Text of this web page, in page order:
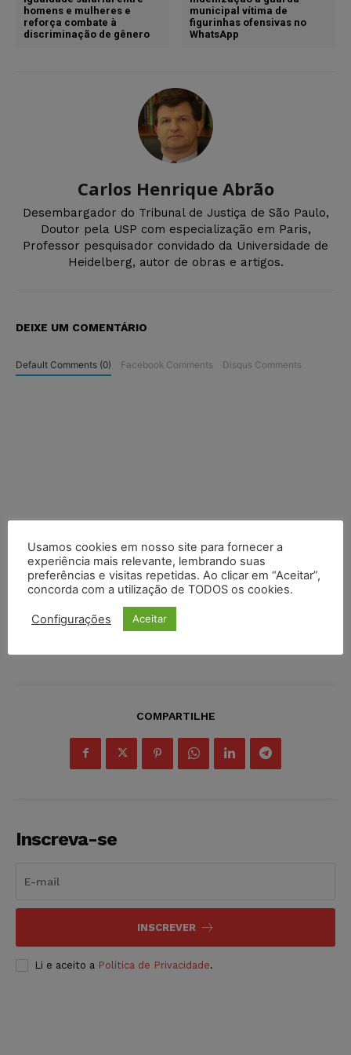
homens e mulheres e
reforça combate à
discriminação de gênero
municipal vítima de
figurinhas ofensivas no
WhatsApp
Carlos Henrique Abrão
Desembargador do Tribunal de Justiça de São Paulo,
Doutor pela USP com especialização em Paris,
Professor pesquisador convidado da Universidade de
Heidelberg, autor de obras e artigos.
DEIXE UM COMENTÁRIO
Default Comments (0) Facebook Comments Disqus Comments
COMPARTILHE
Inscreva-se
INSCREVER
Li e aceito a Política de Privacidade.
Usamos cookies em nosso site para fornecer a
experiência mais relevante, lembrando suas
preferências e visitas repetidas. Ao clicar em “Aceitar”,
concorda com a utilização de TODOS os cookies.
Configurações Aceitar